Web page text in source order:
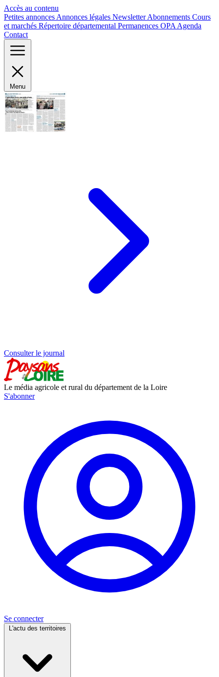
Accès au contenu
Petites annonces Annonces légales NewsletterAbonnements Cours
et marchés Répertoire départemental Permanences OPA Agenda
Contact
Menu
Consulter le journal
Le média agricole et rural du département de la Loire
S'abonner
Se connecter
L'actu des territoires
Panneau de gestion des cookies